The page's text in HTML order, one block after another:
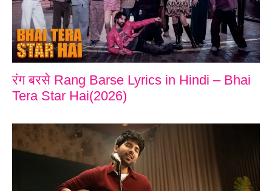
रंग बरसे Rang Barse Lyrics in Hindi – Bhai
Tera Star Hai(2026)